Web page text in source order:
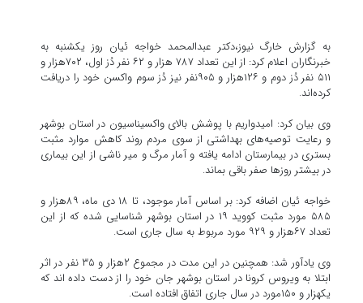
به گزارش خارگ نیوز،دکتر عبدالمحمد خواجه ئیان روز یکشنبه به
خبرنگاران اعلام کرد: از این تعداد ۷۸۷ هزار و ۶۲ نفر دُز اول، ۷۰۲هزار و
۵۱۱ نفر دُز دوم و ۱۲۶هزار و ۹۰۵نفر نیز دُز سوم واکسن خود را دریافت
کرده‌اند.
وی بیان کرد: امیدواریم با پوشش بالای واکسیناسیون در استان بوشهر
و رعایت توصیه‌های بهداشتی از سوی مردم روند کاهش موارد مثبت
بستری در بیمارستان ادامه یافته و آمار مرگ و میر ناشی از این بیماری
در بیشتر روزها صفر باقی بماند.
خواجه ئیان اضافه کرد: بر اساس آمار موجود، تا ۱۸ دی ماه، ۸۹هزار و
۵۸۵ مورد مثبت کووید ۱۹ در استان بوشهر شناسایی شده که از این
تعداد ۶۷هزار و ۹۲۹ مورد مربوط به سال جاری است.
وی یادآور شد: همچنین در این مدت در مجموع ۲هزار و ۳۵ نفر در اثر
ابتلا به ویروس کرونا در استان بوشهر جان خود را از دست داده اند که
یکهزار و ۱۵۰مورد در سال جاری اتفاق افتاده است.